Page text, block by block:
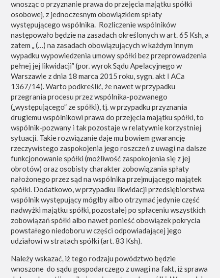
wnosząc o przyznanie prawa do przejęcia majątku spółki
osobowej, z jednoczesnym obowiązkiem spłaty
występującego wspólnika. Rozliczenie wspólników
następowało będzie na zasadach określonych w art. 65 Ksh, a
zatem „(…) na zasadach obowiązujących w każdym innym
wypadku wypowiedzenia umowy spółki bez przeprowadzenia
pełnej jej likwidacji” (por. wyrok Sądu Apelacyjnego w
Warszawie z dnia 18 marca 2015 roku, sygn. akt I ACa
1367/14). Warto podkreślić, że nawet w przypadku
przegrania procesu przez wspólnika-pozwanego
(„występującego” ze spółki), tj. w przypadku przyznania
drugiemu wspólnikowi prawa do przejęcia majątku spółki, to
wspólnik-pozwany i tak pozostaje w relatywnie korzystniej
sytuacji. Takie rozwiązanie daje mu bowiem gwarancję
rzeczywistego zaspokojenia jego roszczeń z uwagi na dalsze
funkcjonowanie spółki (możliwość zaspokojenia się z jej
obrotów) oraz osobisty charakter zobowiązania spłaty
nałożonego przez sąd na wspólnika przejmującego majątek
spółki. Dodatkowo, w przypadku likwidacji przedsiębiorstwa
wspólnik występujący mógłby albo otrzymać jedynie część
nadwyżki majątku spółki, pozostałej po spłaceniu wszystkich
zobowiązań spółki albo nawet ponieść obowiązek pokrycia
powstałego niedoboru w części odpowiadającej jego
udziałowi w stratach spółki (art. 83 Ksh).
Należy wskazać, iż tego rodzaju powództwo będzie
wnoszone do sądu gospodarczego z uwagi na fakt, iż sprawa